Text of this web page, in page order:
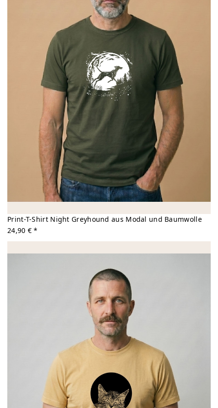
Print-T-Shirt Night Greyhound aus Modal und Baumwolle
24,90 € *